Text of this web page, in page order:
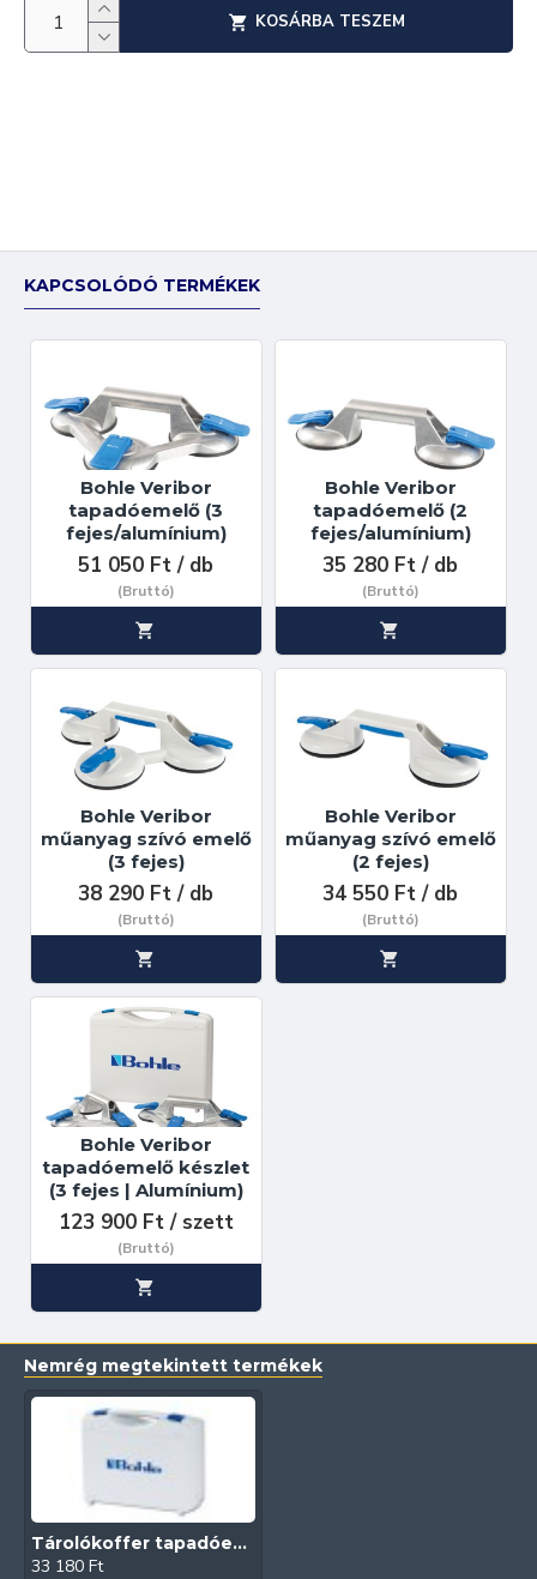
KOSÁRBA TESZEM
KAPCSOLÓDÓ TERMÉKEK
Bohle Veribor
tapadóemelő (3
fejes/alumínium)
51 050 Ft / db
(Bruttó)
Bohle Veribor
tapadóemelő (2
fejes/alumínium)
35 280 Ft / db
(Bruttó)
Bohle Veribor
műanyag szívó emelő
(3 fejes)
38 290 Ft / db
(Bruttó)
Bohle Veribor
műanyag szívó emelő
(2 fejes)
34 550 Ft / db
(Bruttó)
Bohle Veribor
tapadóemelő készlet
(3 fejes | Alumínium)
123 900 Ft / szett
(Bruttó)
Nemrég megtekintett termékek
Tárolókoffer tapadóemelőkhöz
33 180 Ft